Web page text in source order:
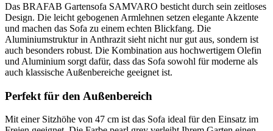
Das BRAFAB Gartensofa SAMVARO besticht durch sein zeitloses
Design. Die leicht gebogenen Armlehnen setzen elegante Akzente
und machen das Sofa zu einem echten Blickfang. Die
Aluminiumstruktur in Anthrazit sieht nicht nur gut aus, sondern ist
auch besonders robust. Die Kombination aus hochwertigem Olefin
und Aluminium sorgt dafür, dass das Sofa sowohl für moderne als
auch klassische Außenbereiche geeignet ist.
Perfekt für den Außenbereich
Mit einer Sitzhöhe von 47 cm ist das Sofa ideal für den Einsatz im